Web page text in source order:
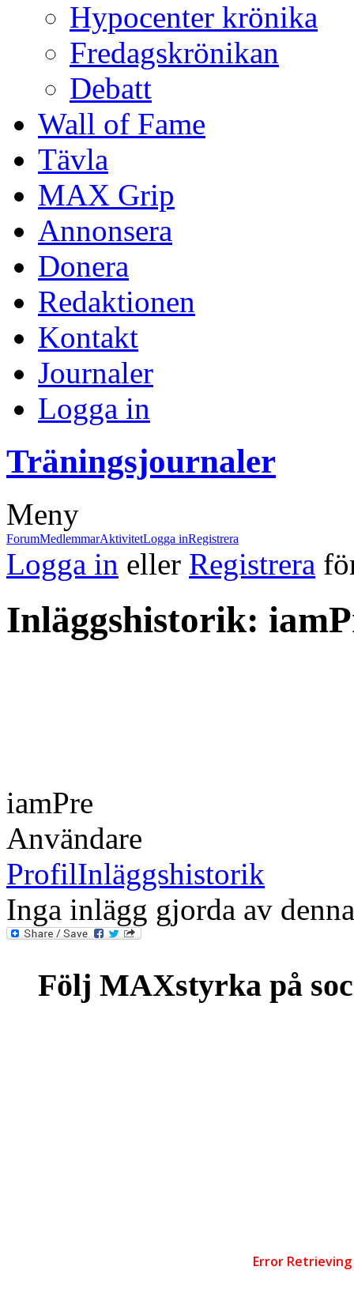
Hypocenter krönika
Fredagskrönikan
Debatt
Wall of Fame
Tävla
MAX Grip
Annonsera
Donera
Redaktionen
Kontakt
Journaler
Logga in
Träningsjournaler
Meny
Forumnavigering
ForumMedlemmarAktivitetLogga inRegistrera
Logga in eller Registrera
Inläggshistorik:
iamPre
Användare
ProfilInläggshistorik
Inga inlägg gjorda av
Följ MAXstyrka på